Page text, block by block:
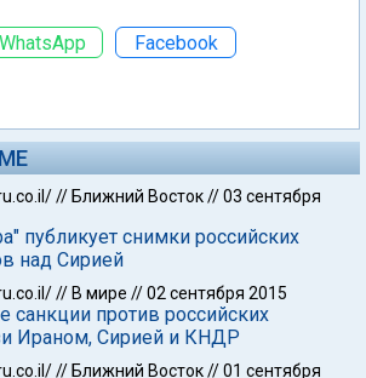
WhatsApp Facebook
// Ближний Восток//03 сентября
публикует снимки российских
над Сирией
// В мире //02 сентября 2015
против российских
Ираном, Сирией и КНДР
// Ближний Восток//01 сентября